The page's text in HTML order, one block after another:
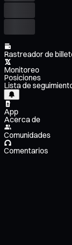
Rastreador de
Monitoreo
Posiciones
Lista de
App
Acerca de
Comunidades
Comentarios